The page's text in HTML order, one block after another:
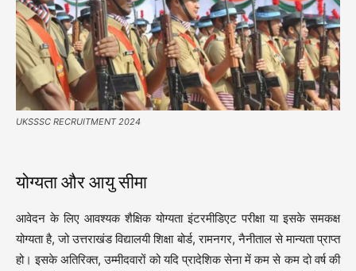
UKSSSC RECRUITMENT 2024
योग्यता और आयु सीमा
आवेदन के लिए आवश्यक शैक्षिक योग्यता इंटरमीडिएट परीक्षा या इसके समकक्ष
योग्यता है, जो उत्तराखंड विद्यालयी शिक्षा बोर्ड, रामनगर, नैनीताल से मान्यता प्राप्त
हो। इसके अतिरिक्त, उम्मीदवारों को यदि प्रादेशिक सेना में कम से कम दो वर्ष की